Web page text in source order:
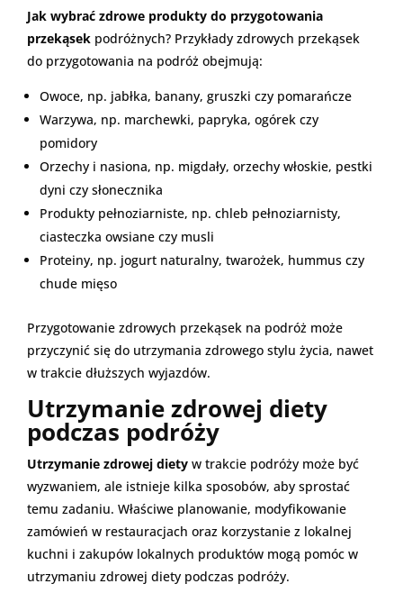
Jak wybrać zdrowe produkty do przygotowania
przekąsek podróżnych? Przykłady zdrowych przekąsek
do przygotowania na podróż obejmują:
Owoce, np. jabłka, banany, gruszki czy pomarańcze
Warzywa, np. marchewki, papryka, ogórek czy
pomidory
Orzechy i nasiona, np. migdały, orzechy włoskie, pestki
dyni czy słonecznika
Produkty pełnoziarniste, np. chleb pełnoziarnisty,
ciasteczka owsiane czy musli
Proteiny, np. jogurt naturalny, twarożek, hummus czy
chude mięso
Przygotowanie zdrowych przekąsek na podróż może
przyczynić się do utrzymania zdrowego stylu życia, nawet
w trakcie dłuższych wyjazdów.
Utrzymanie zdrowej diety
podczas podróży
Utrzymanie zdrowej diety w trakcie podróży może być
wyzwaniem, ale istnieje kilka sposobów, aby sprostać
temu zadaniu. Właściwe planowanie, modyfikowanie
zamówień w restauracjach oraz korzystanie z lokalnej
kuchni i zakupów lokalnych produktów mogą pomóc w
utrzymaniu zdrowej diety podczas podróży.